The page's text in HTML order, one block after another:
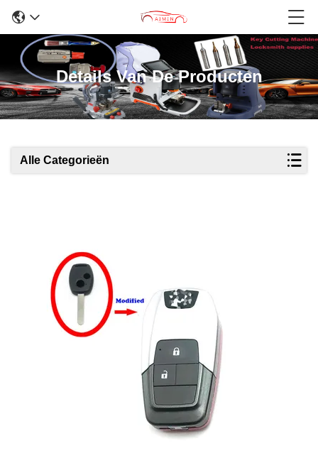
Details Van De Producten
Alle Categorieën